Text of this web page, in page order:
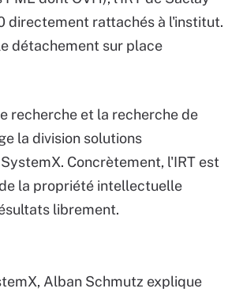
directement rattachés à l'institut.
détachement sur place
recherche et la recherche de
la division solutions
Concrètement, l'IRT est
la propriété intellectuelle
librement.
Alban Schmutz explique